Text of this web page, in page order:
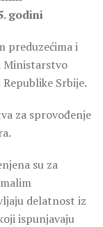
godini
preduzećima i
Ministarstvo
Srbije.
za sprovođenje
su za
delatnost iz
ispunjavaju